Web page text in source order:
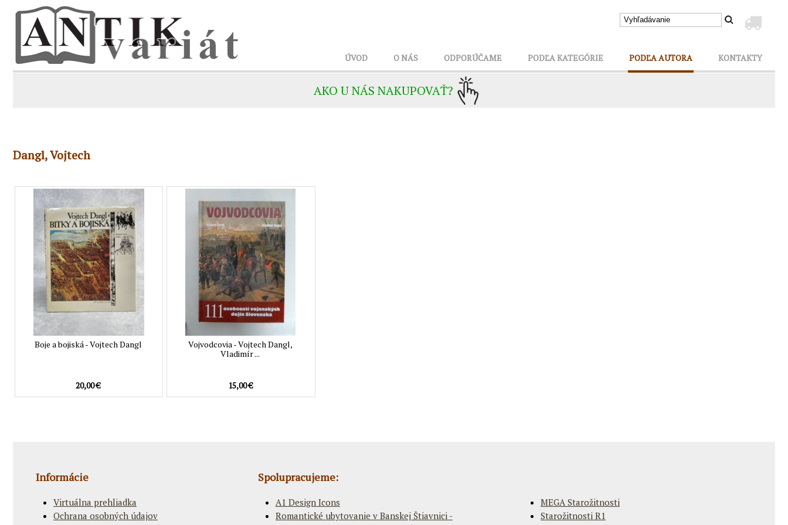
ÚVOD O NÁS ODPORÚČAME PODĽA KATEGÓRIE PODĽA AUTORA KONTAKTY
AKO U NÁS NAKUPOVAŤ?
Dangl, Vojtech
Boje a bojiská - Vojtech Dangl
20,00 €
Vojvodcovia - Vojtech Dangl,
Vladimír ...
15,00 €
Informácie
Virtuálna prehliadka
Ochrana osobných údajov
Spolupracujeme:
A1 Design Icons
Romantické ubytovanie v Banskej Štiavnici -
MEGA Starožitnosti
Starožitnosti R1